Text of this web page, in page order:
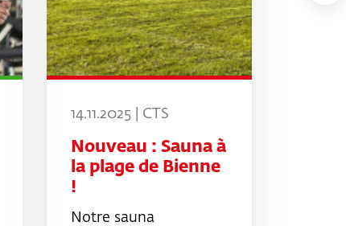
14.11.2025 | CTS
Nouveau : Sauna à
la plage de Bienne
!
Notre sauna